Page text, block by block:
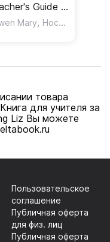
Guide +
Pack /
Mary, Hocking Liz
товара
для учителя за
Liz Вы можете
Пользовательское
соглашение
Публичная оферта
для физ. лиц
Публичная оферта